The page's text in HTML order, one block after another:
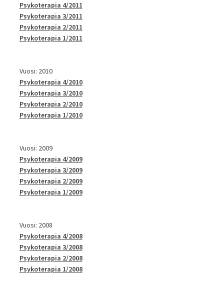
Psykoterapia 4/2011
Psykoterapia 3/2011
Psykoterapia 2/2011
Psykoterapia 1/2011
Vuosi: 2010
Psykoterapia 4/2010
Psykoterapia 3/2010
Psykoterapia 2/2010
Psykoterapia 1/2010
Vuosi: 2009
Psykoterapia 4/2009
Psykoterapia 3/2009
Psykoterapia 2/2009
Psykoterapia 1/2009
Vuosi: 2008
Psykoterapia 4/2008
Psykoterapia 3/2008
Psykoterapia 2/2008
Psykoterapia 1/2008